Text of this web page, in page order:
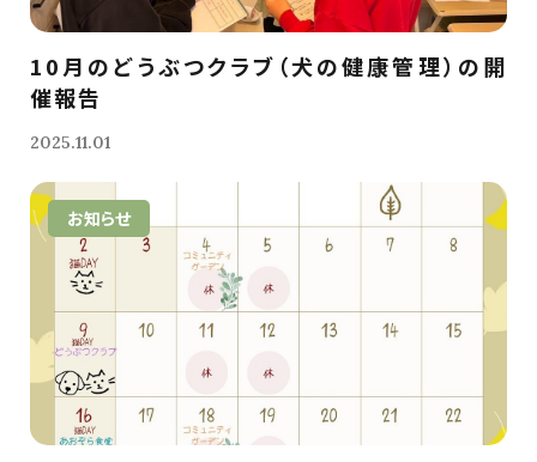
10月のどうぶつクラブ（犬の健康管理）の開
催報告
2025.11.01
お知らせ